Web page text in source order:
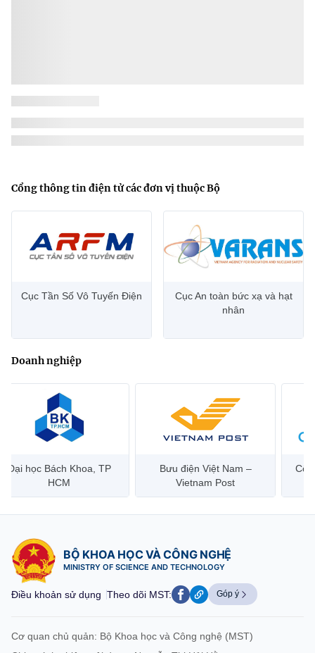
Cổng thông tin điện tử các đơn vị thuộc Bộ
Cục Tần Số Vô Tuyến Điện
Cục An toàn bức xạ và hạt
nhân
Doanh nghiệp
Đại học Bách Khoa, TP
HCM
Bưu điện Việt Nam –
Vietnam Post
BỘ KHOA HỌC VÀ CÔNG NGHỆ
MINISTRY OF SCIENCE AND TECHNOLOGY
Điều khoản sử dụng Theo dõi MST: Góp ý
Cơ quan chủ quản: Bộ Khoa học và Công nghệ (MST)